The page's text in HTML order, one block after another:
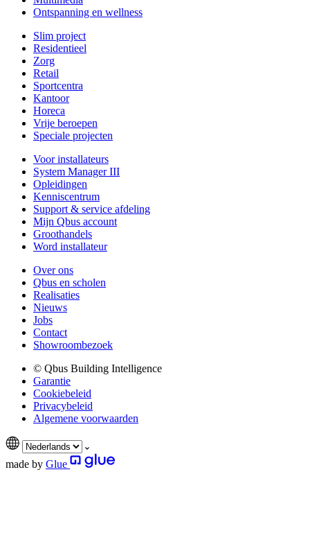
Ontspanning en wellness
Slim project
Residentieel
Zorg
Retail
Sportcentra
Kantoor
Horeca
Vrije beroepen
Speciale projecten
Voor installateurs
System Manager III
Opleidingen
Kenniscentrum
Support & service afdeling
Mijn Qbus account
Groothandels
Word installateur
Over ons
Qbus en scholen
Realisaties
Nieuws
Jobs
Contact
Showroombezoek
© Qbus Building Intelligence
Garantie
Cookiebeleid
Privacybeleid
Algemene voorwaarden
made by Glue